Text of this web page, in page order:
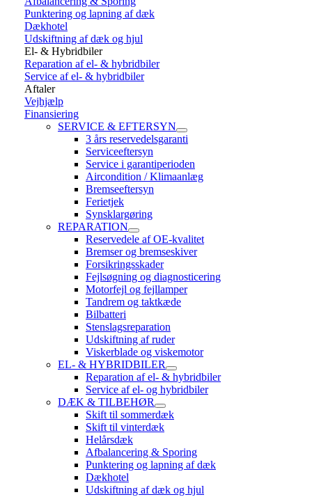
Punktering og lapning af dæk
Dækhotel
Udskiftning af dæk og hjul
El- & Hybridbiler
Reparation af el- & hybridbiler
Service af el- & hybridbiler
Aftaler
Vejhjælp
Finansiering
SERVICE & EFTERSYN
3 års reservedelsgaranti
Serviceeftersyn
Service i garantiperioden
Aircondition / Klimaanlæg
Bremseeftersyn
Ferietjek
Synsklargøring
REPARATION
Reservedele af OE-kvalitet
Bremser og bremseskiver
Forsikringsskader
Fejlsøgning og diagnosticering
Motorfejl og fejllamper
Tandrem og taktkæde
Bilbatteri
Stenslagsreparation
Udskiftning af ruder
Viskerblade og viskemotor
EL- & HYBRIDBILER
Reparation af el- & hybridbiler
Service af el- og hybridbiler
DÆK & TILBEHØR
Skift til sommerdæk
Skift til vinterdæk
Helårsdæk
Afbalancering & Sporing
Punktering og lapning af dæk
Dækhotel
Udskiftning af dæk og hjul